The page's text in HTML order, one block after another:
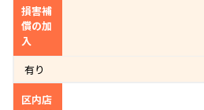
損害補
償の加
入
有り
区内店